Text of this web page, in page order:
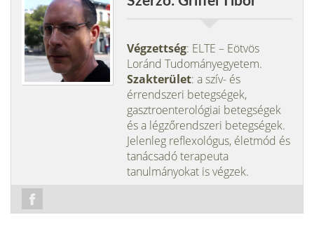
Végzettség: ELTE – Eötvös
Loránd Tudományegyetem.
Szakterület: a szív- és
érrendszeri betegségek,
gasztroenterológiai betegségek
és a légzőrendszeri betegségek.
Jelenleg reflexológus, életmód és
tanácsadó terapeuta
tanulmányokat is végzek.